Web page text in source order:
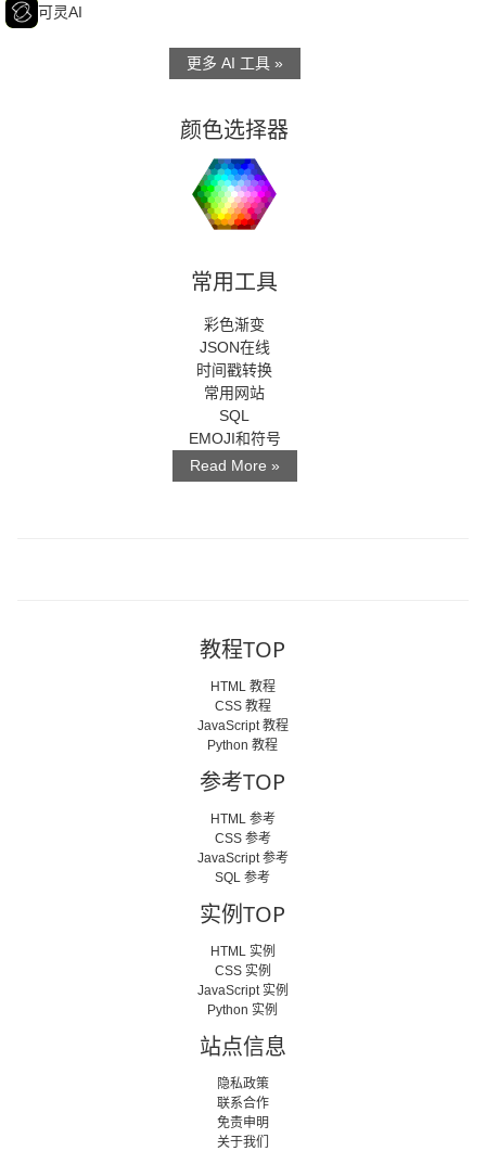
可 可灵AI
更多 AI 工具 »
颜色选择器
常用工具
彩色渐变
JSON在线
时间戳转换
常用网站
SQL
EMOJI和符号
Read More »
教程TOP
HTML 教程
CSS 教程
JavaScript 教程
Python 教程
参考TOP
HTML 参考
CSS 参考
JavaScript 参考
SQL 参考
实例TOP
HTML 实例
CSS 实例
JavaScript 实例
Python 实例
站点信息
隐私政策
联系合作
免责申明
关于我们